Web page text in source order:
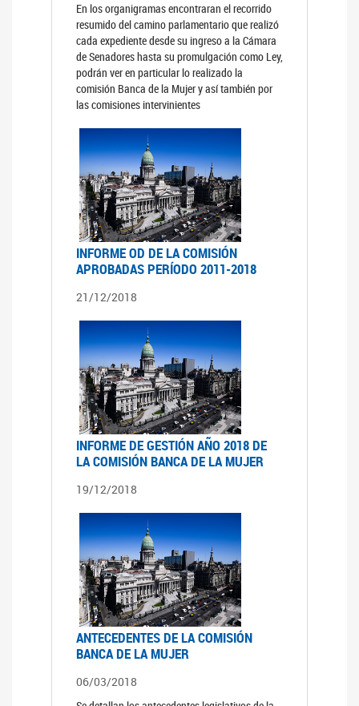
En los organigramas encontraran el recorrido
resumido del camino parlamentario que realizó
cada expediente desde su ingreso a la Cámara
de Senadores hasta su promulgación como Ley,
podrán ver en particular lo realizado la
comisión Banca de la Mujer y así también por
las comisiones intervinientes
INFORME OD DE LA COMISIÓN
APROBADAS PERÍODO 2011-2018
21/12/2018
INFORME DE GESTIÓN AÑO 2018 DE
LA COMISIÓN BANCA DE LA MUJER
19/12/2018
ANTECEDENTES DE LA COMISIÓN
BANCA DE LA MUJER
06/03/2018